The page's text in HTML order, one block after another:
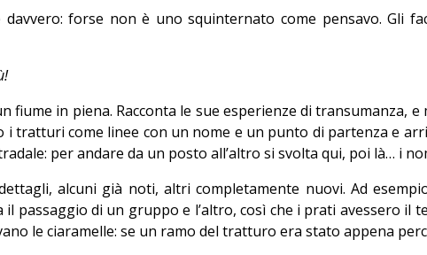
forse non è uno squinternato come pensavo. Gli
fiume in piena. Racconta le sue esperienze di transumanza,
i tratturi come linee con un nome e un punto di partenza e
per andare da un posto all’altro si svolta qui, poi là… i
alcuni già noti, altri completamente nuovi. Ad
passaggio di un gruppo e l’altro, così che i prati avessero il
le ciaramelle: se un ramo del tratturo era stato appena